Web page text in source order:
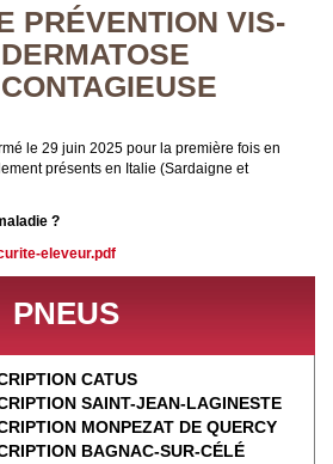
PRÉVENTION VIS-
le 29 juin 2025 pour la première fois en
présents en Italie (Sardaigne et
?
eleveur.pdf
PNEUS
CATUS
SAINT-JEAN-LAGINESTE
MONPEZAT DE QUERCY
BAGNAC-SUR-CÉLÉ